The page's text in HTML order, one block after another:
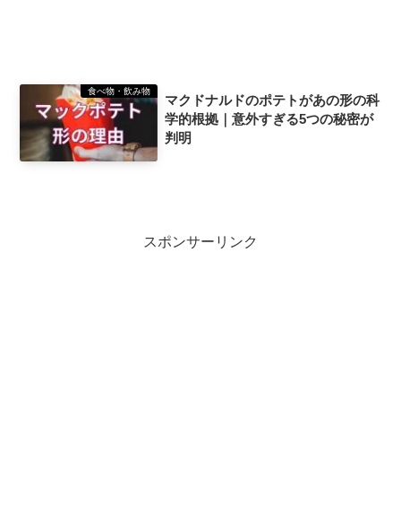
食べ物・飲み物
マクドナルドのポテトがあの形の科
学的根拠｜意外すぎる5つの秘密が
判明
スポンサーリンク